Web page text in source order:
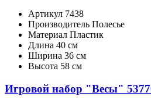
Артикул 7438
Производитель Полесье
Материал Пластик
Длина 40 см
Ширина 36 см
Высота 58 см
Игровой набор "Весы"